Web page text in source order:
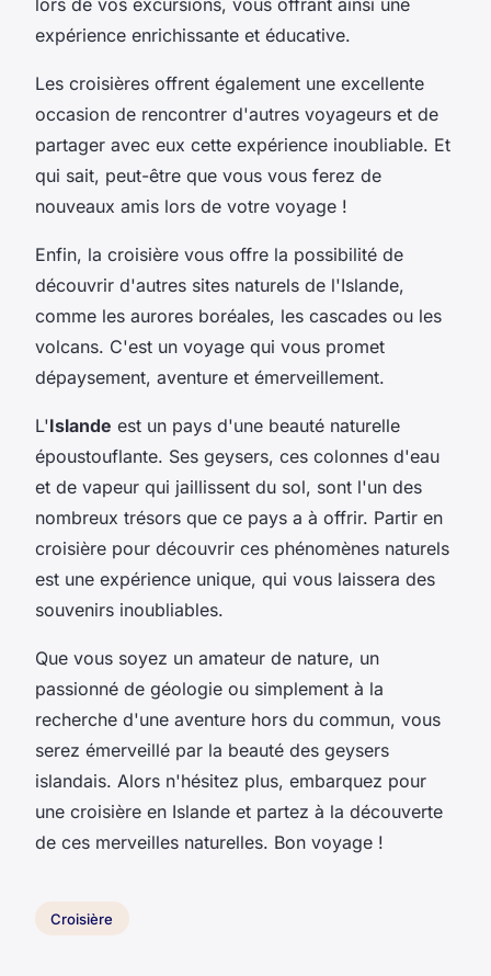
expérience enrichissante et éducative.
Les croisières offrent également une excellente
occasion de rencontrer d'autres voyageurs et de
partager avec eux cette expérience inoubliable. Et
qui sait, peut-être que vous vous ferez de
nouveaux amis lors de votre voyage !
Enfin, la croisière vous offre la possibilité de
découvrir d'autres sites naturels de l'Islande,
comme les aurores boréales, les cascades ou les
volcans. C'est un voyage qui vous promet
dépaysement, aventure et émerveillement.
L'Islande est un pays d'une beauté naturelle
époustouflante. Ses geysers, ces colonnes d'eau
et de vapeur qui jaillissent du sol, sont l'un des
nombreux trésors que ce pays a à offrir. Partir en
croisière pour découvrir ces phénomènes naturels
est une expérience unique, qui vous laissera des
souvenirs inoubliables.
Que vous soyez un amateur de nature, un
passionné de géologie ou simplement à la
recherche d'une aventure hors du commun, vous
serez émerveillé par la beauté des geysers
islandais. Alors n'hésitez plus, embarquez pour
une croisière en Islande et partez à la découverte
de ces merveilles naturelles. Bon voyage !
Croisière